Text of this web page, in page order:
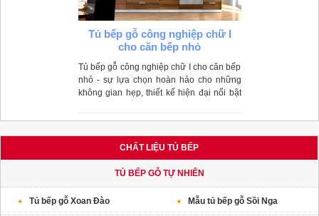
Tủ bếp gỗ công nghiệp chữ I
cho căn bếp nhỏ
Tủ bếp gỗ công nghiệp chữ I cho căn bếp
nhỏ - sự lựa chọn hoàn hảo cho những
không gian hẹp, thiết kế hiện đại nổi bật
nhu cầu của người dùng.
CHẤT LIỆU TỦ BẾP
TỦ BẾP GỖ TỰ NHIÊN
Tủ bếp gỗ Xoan Đào Mẫu tủ bếp gỗ Sồi Nga